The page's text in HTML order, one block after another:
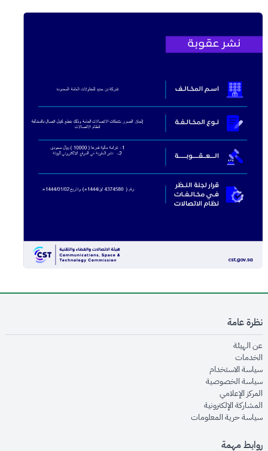
نظرة عامة
عن الهيئةopens in new window
الخدماتopens in new window
سياسة الاستخدام
سياسة الخصوصيةopens in new window
المركز الإعلاميopens in new window
المشاركة الإلكترونيةopens in new window
سياسة حرية المعلوماتopens in new window
روابط مهمة